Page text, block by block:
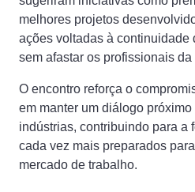
melhores projetos
ações voltadas à continuidade
sem afastar os profissionais da
O encontro reforça o
em manter um diálogo
indústrias, contribuindo para a
cada vez mais preparados
mercado de trabalho.